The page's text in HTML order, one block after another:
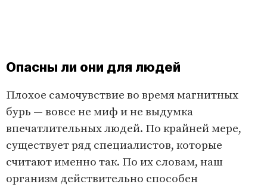
Опасны ли они для людей
Плохое самочувствие во время магнитных
бурь — вовсе не миф и не выдумка
впечатлительных людей. По крайней мере,
существует ряд специалистов, которые
считают именно так. По их словам, наш
организм действительно способен